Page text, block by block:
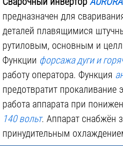
4 200 р.
предназначен для
деталей плавящимися
рутиловым, основным и
Функции форсажа дуги и
работу оператора. Функция
предотвратит прокаливание
работа аппарата при
140 вольт. Аппарат снабжён
принудительным